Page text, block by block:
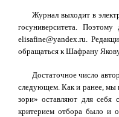
Журнал выходит в
госуниверситета.
elisafine@yandex.ru.
обращаться к Шафрану
Достаточное число
следующем. Как и ранее, мы
зори» оставляют для себя
критерием отбора было и